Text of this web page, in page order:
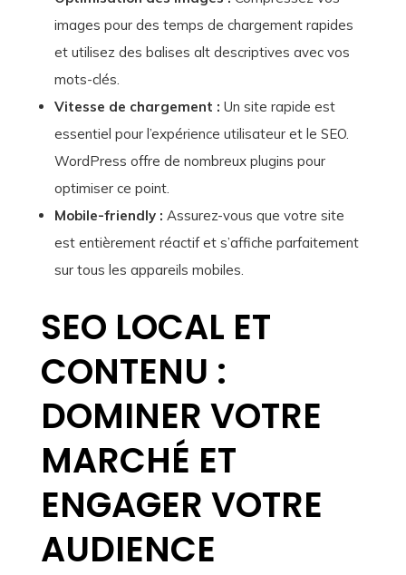
images pour des temps de chargement rapides
et utilisez des balises alt descriptives avec vos
mots-clés.
Vitesse de chargement : Un site rapide est
essentiel pour l’expérience utilisateur et le SEO.
WordPress offre de nombreux plugins pour
optimiser ce point.
Mobile-friendly : Assurez-vous que votre site
est entièrement réactif et s’affiche parfaitement
sur tous les appareils mobiles.
SEO LOCAL ET
CONTENU :
DOMINER VOTRE
MARCHÉ ET
ENGAGER VOTRE
AUDIENCE